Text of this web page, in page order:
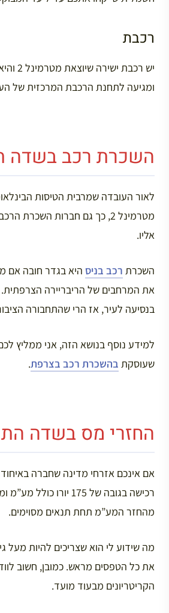
רכבת
ומגיעה לתחנת הרכבת המרכזית של
השכרת רכב בשדה
לאור העובדה שמרבית הטיסות
מטרמינל 2, כך גם חברות השכרת
אליו.
השכרת רכב בניס היא בגדר חובה אם
את המרחבים של הריבריירה
בנסיעה לעיר, אז הרי שהתחבורה
למידע נוסף בנושא הזה, אני ממליץ
שעוסקת בהשכרת רכב בצרפת.
החזרי מס בשדה
אם אינכם אזרחי מדינה שחברה באיחוד
רכישה בגובה של 175 יורו
מהחזר המע”מ תחת תנאים מסוימים.
את כל הטפסים מראש. כמובן, חשוב
הקריטריונים מבעוד מועד.